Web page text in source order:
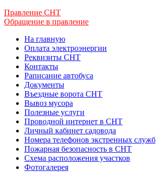
Правление СНТ
Обращение в правление
На главную
Оплата электроэнергии
Реквизиты СНТ
Контакты
Раписание автобуса
Документы
Въездные ворота СНТ
Вывоз мусора
Полезные услуги
Проводной интернет в СНТ
Личный кабинет садовода
Номера телефонов экстренных служб
Пожарная безопасность в СНТ
Схема расположения участков
Фотогалерея